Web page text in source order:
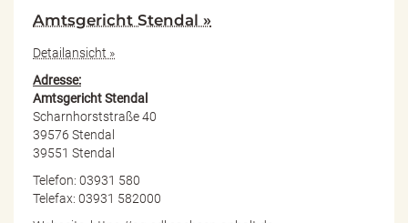
Amtsgericht Stendal »
Detailansicht »
Adresse:
Amtsgericht Stendal
Scharnhorststraße 40
39576 Stendal
39551 Stendal
Telefon: 03931 580
Telefax: 03931 582000